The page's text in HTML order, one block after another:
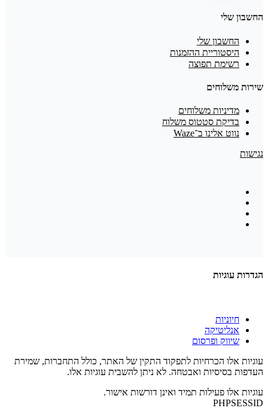
החשבון שלי
החשבון שלי
היסטוריית ההזמנות
רשימת תפוצה
שירות משלוחים
מדיניות משלוחים
בדיקת סטטוס משלוח
נווט אלינו ב־Waze
נגישות
הגדרות עוגיות
חיוניות
אנליטיקה
שיווק ופרסום
עוגיות אלו הכרחיות לתפקוד התקין של האתר, כולל התחברות, שמירת
העדפות בסיסיות ואבטחה. לא ניתן להשבית עוגיות אלו.
עוגיות אלו פעילות תמיד ואינן דורשות אישור.
PHPSESSID